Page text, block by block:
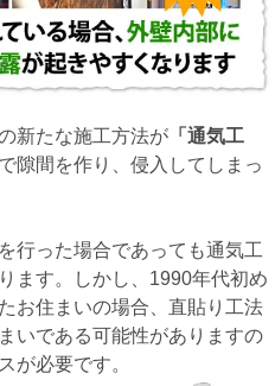
新たな施工方法が「通気工
隙間を作り、侵入してしまっ
行った場合であっても通気工
ます。しかし、1990年代初め
お住まいの場合、直貼り工法
いである可能性がありますの
が必要です。